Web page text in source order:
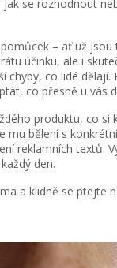
se rozhodnout
– ať už jsou
účinku, ale i
co lidé dělají.
co přesně u vás
produktu, co
mu bělení s
reklamních textů.
den.
a klidně se ptejte